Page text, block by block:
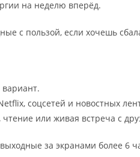
на неделю вперёд.
с пользой, если хочешь
соцсетей и новостных
или живая встреча с
за экранами более 6